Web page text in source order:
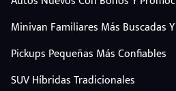
Minivan Familiares Más Buscadas
Pickups Pequeñas Más Confiables
SUV Híbridas Tradicionales